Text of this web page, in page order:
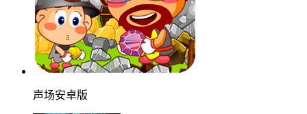
声场安卓版